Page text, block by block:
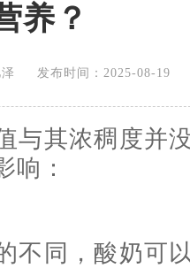
养？
泽 发布时间：2025-08-
其浓稠度并
响：
同，酸奶可